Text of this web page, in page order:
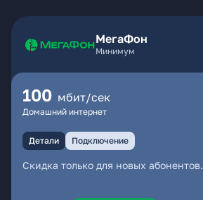
МегаФон
Минимум
100 мбит/сек
Домашний интернет
Детали Подключение
Скидка только для новых абонентов.